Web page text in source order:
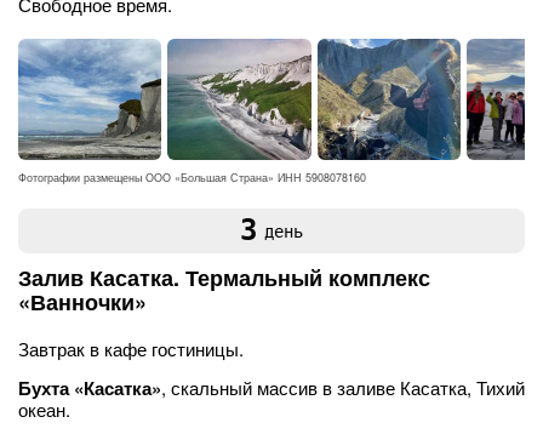
Фотографии размещены ООО «Большая Страна» ИНН 5908078160
3 день
Залив Касатка. Термальный комплекс
«Ванночки»
Завтрак в кафе гостиницы.
Бухта «Касатка», скальный массив в заливе Касатка, Тихий
океан.